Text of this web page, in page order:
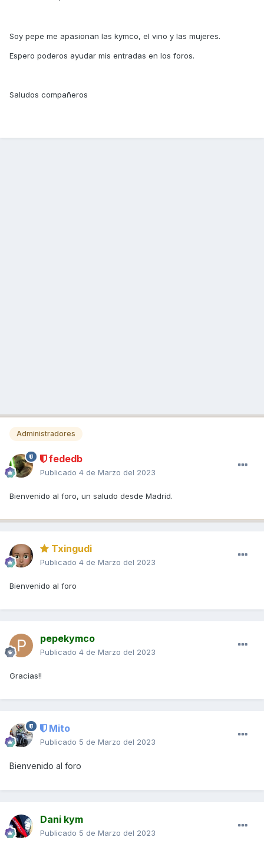
Soy pepe me apasionan las kymco, el vino y las mujeres.
Espero poderos ayudar mis entradas en los foros.
Saludos compañeros
Administradores
fededb
Publicado 4 de Marzo del 2023
Bienvenido al foro, un saludo desde Madrid.
Txingudi
Publicado 4 de Marzo del 2023
Bienvenido al foro
pepekymco
Publicado 4 de Marzo del 2023
Gracias!!
Mito
Publicado 5 de Marzo del 2023
Bienvenido al foro
Dani kym
Publicado 5 de Marzo del 2023